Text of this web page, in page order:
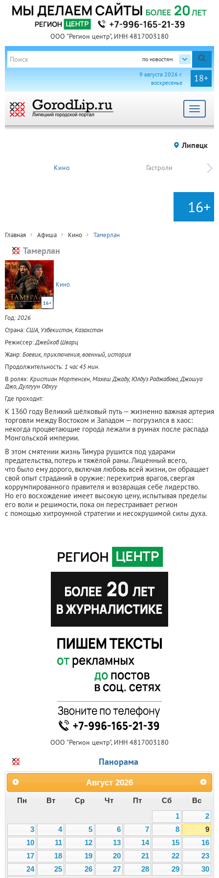
ООО "Регион центр", ИНН 4817003180
по новостям
18+
9 августа 2026 г.
воскресенье
Toggle
Липецк
Кино Гастроли
16+
Главная Афиша Кино Тамерлан
Тамерлан
16+
Кино
Год:2026
Страна: США, Узбекистан, Казахстан
Режиссер:Джейкоб Шварц
Жанр:Боевик, приключения, военный, история
Продолжительность: 1 час 45 мин.
В ролях:Кристиан Мортенсен, Махеш Джаду, Юлдуз Раджабова, Джошуа
Джо, Дулгуун Одхуу
Где проходит:
К 1360 году Великий шёлковый путь — жизненно важная артерия
торговли между Востоком и Западом — погрузился в хаос:
некогда процветающие города лежали в руинах после распада
Монгольской империи.
В этом смятении жизнь Тимура рушится под ударами
предательства, потерь и тяжёлой раны. Лишённый всего,
что было ему дорого, включая любовь всей жизни, он обращает
свой опыт страданий в оружие: перехитрив врагов, свергая
коррумпированного правителя и возвращая себе лидерство.
Но его восхождение имеет высокую цену, испытывая пределы
его воли и решимости, пока он перестраивает регион
с помощью хитроумной стратегии и несокрушимой силы духа.
ООО "Регион центр", ИНН 4817003180
Панорама
Август 2026
Пн Вт Ср Чт Пт Сб
Вс
1
2
3
4 5 6 7 8
9
10
11 12 13 14 15
16
17
18 19 20 21 22
23
24
25 26 27 28 29 30